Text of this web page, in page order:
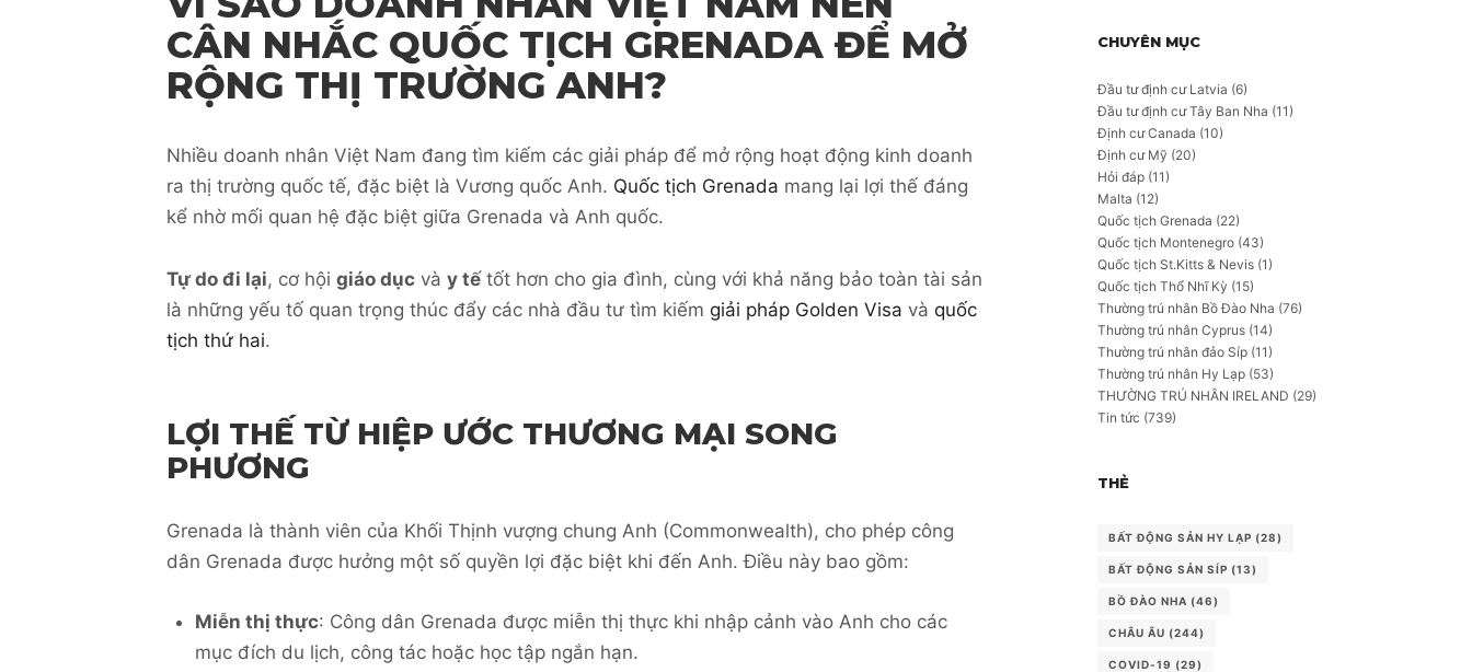
CÂN NHẮC QUỐC TỊCH GRENADA ĐỂ MỞ
RỘNG THỊ TRƯỜNG ANH?
Nhiều doanh nhân Việt Nam đang tìm kiếm các giải pháp để mở rộng hoạt động kinh doanh
ra thị trường quốc tế, đặc biệt là Vương quốc Anh. Quốc tịch Grenada mang lại lợi thế đáng
kể nhờ mối quan hệ đặc biệt giữa Grenada và Anh quốc.
Tự do đi lại, cơ hội giáo dục và y tế tốt hơn cho gia đình, cùng với khả năng bảo toàn tài sản
là những yếu tố quan trọng thúc đẩy các nhà đầu tư tìm kiếm giải pháp Golden Visa và quốc
tịch thứ hai.
LỢI THẾ TỪ HIỆP ƯỚC THƯƠNG MẠI SONG
PHƯƠNG
Grenada là thành viên của Khối Thịnh vượng chung Anh (Commonwealth), cho phép công
dân Grenada được hưởng một số quyền lợi đặc biệt khi đến Anh. Điều này bao gồm:
Miễn thị thực: Công dân Grenada được miễn thị thực khi nhập cảnh vào Anh cho các
mục đích du lịch, công tác hoặc học tập ngắn hạn.
CHUYÊN MỤC
Đầu tư định cư Latvia (6)
Đầu tư định cư Tây Ban Nha (11)
Định cư Canada (10)
Định cư Mỹ (20)
Hỏi đáp (11)
Malta (12)
Quốc tịch Grenada (22)
Quốc tịch Montenegro (43)
Quốc tịch St.Kitts & Nevis (1)
Quốc tịch Thổ Nhĩ Kỳ (15)
Thường trú nhân Bồ Đào Nha (76)
Thường trú nhân Cyprus (14)
Thường trú nhân đảo Síp (11)
Thường trú nhân Hy Lạp (53)
THƯỜNG TRÚ NHÂN IRELAND (29)
Tin tức (739)
THẺ
BẤT ĐỘNG SẢN HY LẠP (28)
BẤT ĐỘNG SẢN SÍP (13)
BỒ ĐÀO NHA (46)
CHÂU ÂU (244)
COVID-19 (29)